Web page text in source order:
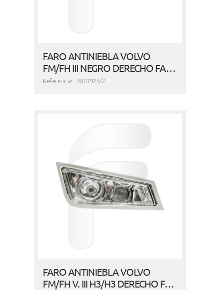
FARO ANTINIEBLA VOLVO
FM/FH III NEGRO DERECHO FA…
Referencia: FA801928/2
FARO ANTINIEBLA VOLVO
FM/FH V. III H3/H3 DERECHO F…